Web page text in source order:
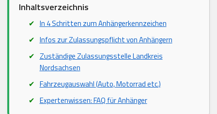
Inhaltsverzeichnis
In 4 Schritten zum Anhängerkennzeichen
Infos zur Zulassungspflicht von Anhängern
Zuständige Zulassungsstelle Landkreis
Nordsachsen
Fahrzeugauswahl (Auto, Motorrad etc.)
Expertenwissen: FAQ für Anhänger